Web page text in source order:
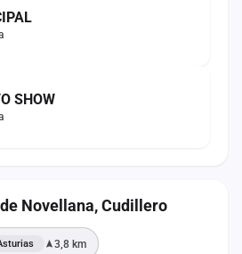
SHOW
Novellana, Cudillero
3,8 km